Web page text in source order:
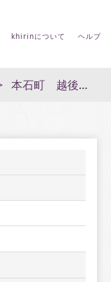
khirinについて ヘルプ
本石町 越後屋